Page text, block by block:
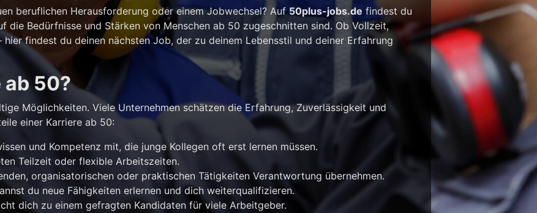
beruflichen Herausforderung oder einem Jobwechsel? Auf50plus-jobs.de findest du
die Bedürfnisse und Stärken von Menschen ab 50 zugeschnitten sind. Ob Vollzeit,
findest du deinen nächsten Job, der zu deinem Lebensstil und deiner Erfahrung
ab 50?
Möglichkeiten. Viele Unternehmen schätzen die Erfahrung, Zuverlässigkeit und
einer Karriere ab 50:
und Kompetenz mit, die junge Kollegen oft erst lernen müssen.
Teilzeit oder flexible Arbeitszeiten.
organisatorischen oder praktischen Tätigkeiten Verantwortung übernehmen.
du neue Fähigkeiten erlernen und dich weiterqualifizieren.
dich zu einem gefragten Kandidaten für viele Arbeitgeber.